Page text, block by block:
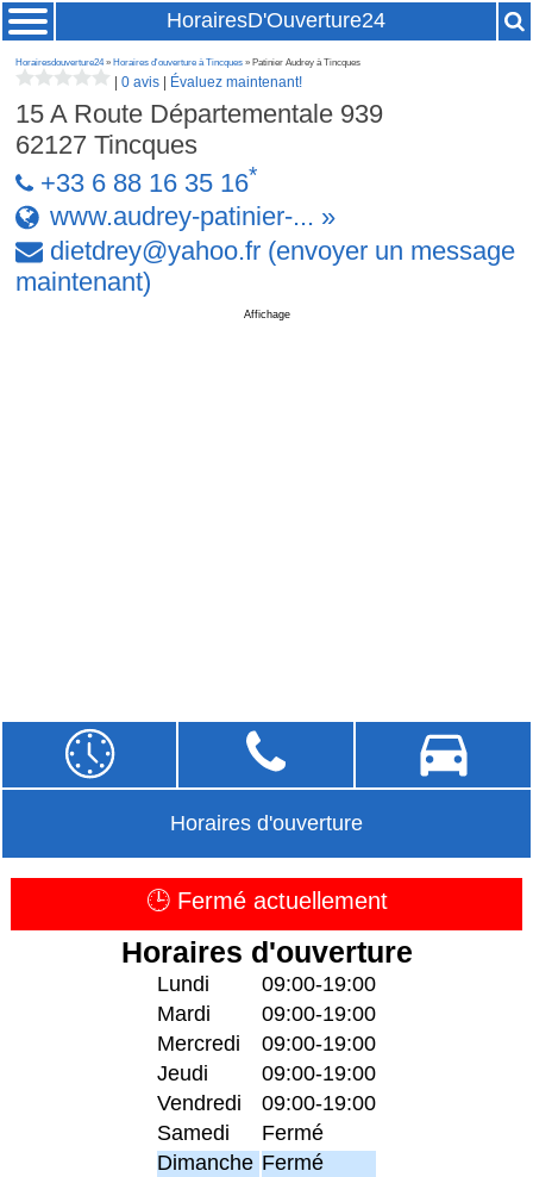
HorairesD'Ouverture24
Horairesdouverture24» Horaires d'ouverture à Tincques » Patinier Audrey à Tincques
|0 avis Évaluez maintenant!
15 A Route Départementale 939
62127Tincques
+33 6 88 16 35 16*
www.audrey-patinier-... »
dietdrey@yahoo.fr (envoyer un message
maintenant)
Affichage
Horaires d'ouverture
🕒 Fermé actuellement
Horaires d'ouverture
Lundi
09:00-19:00
Mardi
09:00-19:00
Mercredi
09:00-19:00
Jeudi
09:00-19:00
Vendredi
09:00-19:00
Samedi
Fermé
Dimanche Fermé